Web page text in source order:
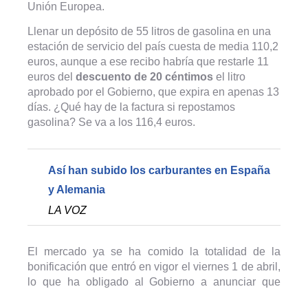
Unión Europea.
Llenar un depósito de 55 litros de gasolina en una
estación de servicio del país cuesta de media 110,2
euros, aunque a ese recibo habría que restarle 11
euros del descuento de 20 céntimos el litro
aprobado por el Gobierno, que expira en apenas 13
días. ¿Qué hay de la factura si repostamos
gasolina? Se va a los 116,4 euros.
Así han subido los carburantes en España
y Alemania
LA VOZ
El mercado ya se ha comido la totalidad de la
bonificación que entró en vigor el viernes 1 de abril,
lo que ha obligado al Gobierno a anunciar que